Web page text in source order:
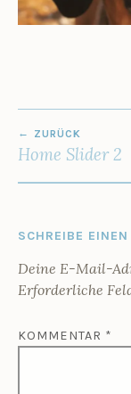
6
U
ZURÜCK
Home Slider 2
SCHREIBE
Deine E-Mail-
Erforderliche
KOMMENTAR *